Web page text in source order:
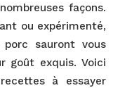
façons.
ou expérimenté,
sauront vous
goût exquis. Voici
à essayer